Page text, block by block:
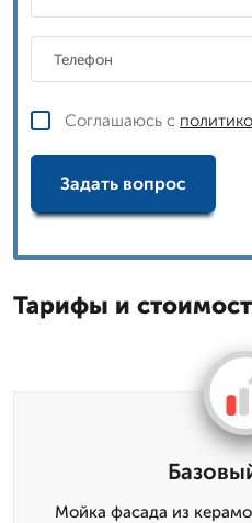
Соглашаюсь с
Задать вопрос
Тарифы и
Мойка фасада из